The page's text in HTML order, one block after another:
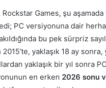
Games, şu aşamada
PC versiyonuna dair
bu pek sürpriz
yaklaşık 18 ay sonra,
yaklaşık bir yıl sonra
en erken 2026 sonu